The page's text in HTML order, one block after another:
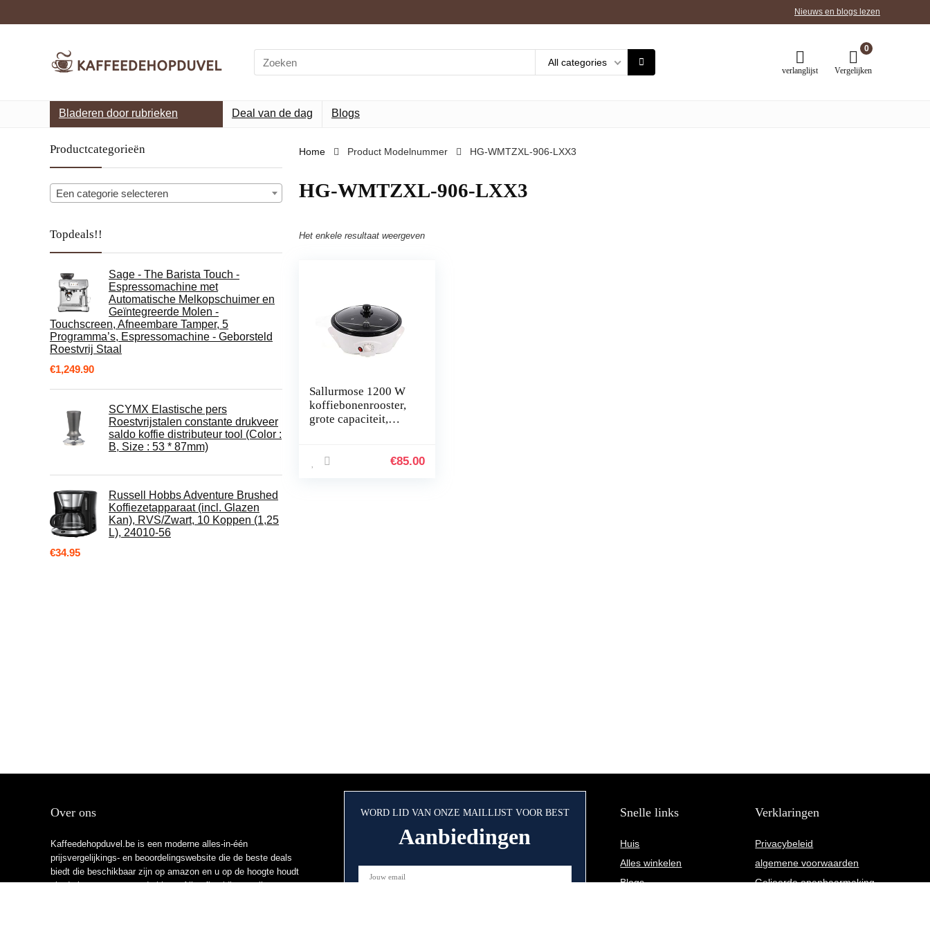
Nieuws en blogs lezen
Search
for:
All categories
verlanglijst
0
Vergelijken
Bladeren door rubrieken Deal van de dag Blogs
Productcategorieën
Een categorie selecteren
Topdeals!!
Sage - The Barista Touch -
Espressomachine met
Automatische Melkopschuimer en
Geïntegreerde Molen -
Touchscreen, Afneembare Tamper, 5
Programma’s, Espressomachine - Geborsteld
Roestvrij Staal
€1,249.90
SCYMX Elastische pers
Roestvrijstalen constante drukveer
saldo koffie distributeur tool (Color :
B, Size : 53 * 87mm)
Russell Hobbs Adventure Brushed
Koffiezetapparaat (incl. Glazen
Kan), RVS/Zwart, 10 Koppen (1,25
L), 24010-56
€34.95
Home Product Modelnummer ‎HG-WMTZXL-906-LXX3
‎HG-WMTZXL-906-LXX3
Het enkele resultaat weergeven
Sallurmose 1200 W
koffiebonenrooster,
grote capaciteit,
machine temperatuur
€85.00
Over ons
Kaffeedehopduvel.be is een moderne alles-in-één
prijsvergelijkings- en beoordelingswebsite die de beste deals
biedt die beschikbaar zijn op amazon en u op de hoogte houdt
via de laatst toegevoegde blogs. Alle afbeeldingen zijn
WORD LID VAN ONZE MAILLIJST VOOR BEST
Aanbiedingen
Snelle links
Huis
Alles winkelen
Blogs
Verklaringen
Privacybeleid
algemene voorwaarden
Gelieerde openbaarmaking